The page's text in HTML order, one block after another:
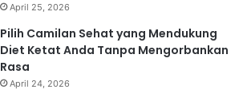
April 25, 2026
Pilih Camilan Sehat yang Mendukung
Diet Ketat Anda Tanpa Mengorbankan
Rasa
April 24, 2026